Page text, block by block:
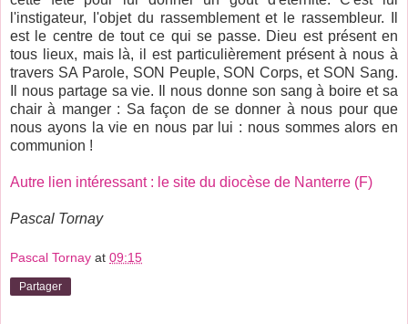
l'instigateur, l'objet du rassemblement et le rassembleur. Il
est le centre de tout ce qui se passe. Dieu est présent en
tous lieux, mais là, il est particulièrement présent à nous à
travers SA Parole, SON Peuple, SON Corps, et SON Sang.
Il nous partage sa vie. Il nous donne son sang à boire et sa
chair à manger : Sa façon de se donner à nous pour que
nous ayons la vie en nous par lui : nous sommes alors en
communion !
Autre lien intéressant : le site du diocèse de Nanterre (F)
Pascal Tornay
Pascal Tornay at 09:15
Partager